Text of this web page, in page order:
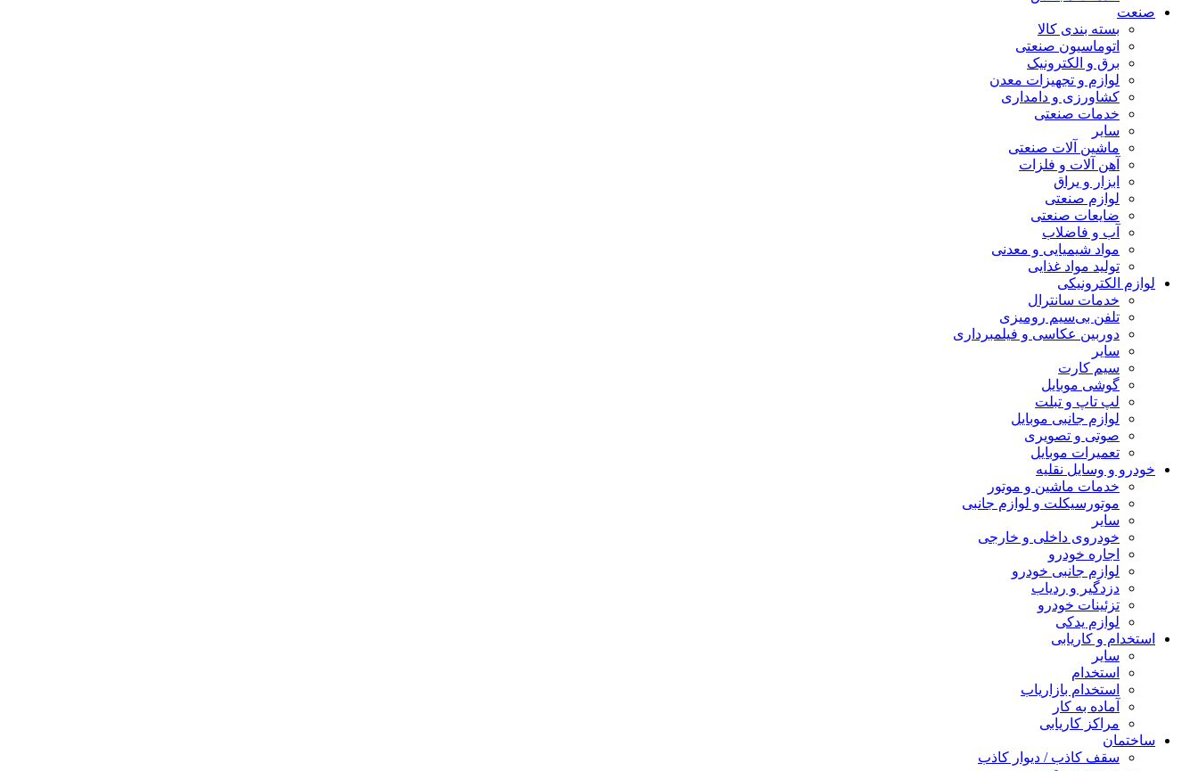
صنعت
بسته بندی کالا
اتوماسیون صنعتی
برق و الکترونیک
لوازم و تجهیزات معدن
کشاورزی و دامداری
خدمات صنعتی
سایر
ماشین آلات صنعتی
آهن آلات و فلزات
ابزار و یراق
لوازم صنعتی
ضایعات صنعتی
آب و فاضلاب
مواد شیمیایی و معدنی
تولید مواد غذایی
لوازم الکترونیکی
خدمات سانترال
تلفن بی‌سیم رومیزی
دوربین عکاسی و فیلمبرداری
سایر
سیم کارت
گوشی موبایل
لپ تاپ و تبلت
لوازم جانبی موبایل
صوتی و تصویری
تعمیرات موبایل
خودرو و وسایل نقلیه
خدمات ماشین و موتور
موتورسیکلت و لوازم جانبی
سایر
خودروی داخلی و خارجی
اجاره خودرو
لوازم جانبی خودرو
دزدگیر و ردیاب
تزئینات خودرو
لوازم یدکی
استخدام و کاریابی
سایر
استخدام
استخدام بازاریاب
آماده به کار
مراکز کاریابی
ساختمان
سقف کاذب / دیوار کاذب